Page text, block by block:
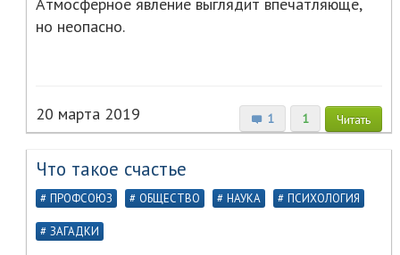
но неопасно.
1 1 Читать
20 марта 2019
Что такое счастье
ПРОФСОЮЗ ОБЩЕСТВО НАУКА ПСИХОЛОГИЯ
ЗАГАДКИ